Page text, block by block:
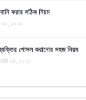
করার সঠিক নিয়ম
৩০, ২০২০
গোসল করানোর সহজ নিয়ম
২৪, ২০২০